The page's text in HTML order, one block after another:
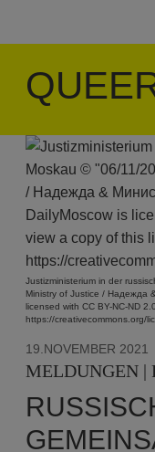
Justizministerium in der
Ministry of Justice / Надeжда
licensed with CC BY-NC-ND
https://creativecommons.org/
19.NOVEMBER 2021
MELDUNGEN |